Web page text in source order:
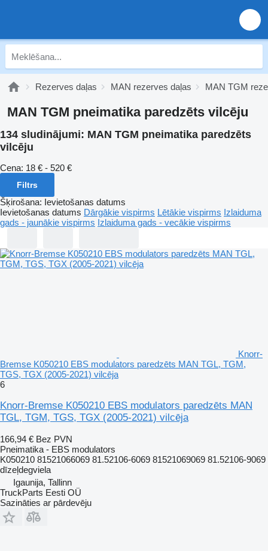
Rezerves daļas MAN rezerves daļas MAN TGM
MAN TGM pneimatika paredzēts vilcēju
134 sludinājumi: MAN TGM pneimatika paredzēts
vilcēju
Cena: 18 € - 520 €
Filtrs
Šķirošana: Ievietošanas datums
Ievietošanas datums Dārgākie vispirms Lētākie vispirms Izlaiduma
gads - jaunākie vispirms Izlaiduma gads - vecākie vispirms
Knorr-
Bremse K050210 EBS modulators paredzēts MAN TGL, TGM,
TGS, TGX (2005-2021) vilcēja
6
Knorr-Bremse K050210 EBS modulators paredzēts MAN
TGL, TGM, TGS, TGX (2005-2021) vilcēja
166,94 € Bez PVN
Pneimatika - EBS modulators
K050210 81521066069 81.52106-6069 81521069069 81.52106-9069
dīzeļdegviela
Igaunija, Tallinn
TruckParts Eesti OÜ
Sazināties ar pārdevēju